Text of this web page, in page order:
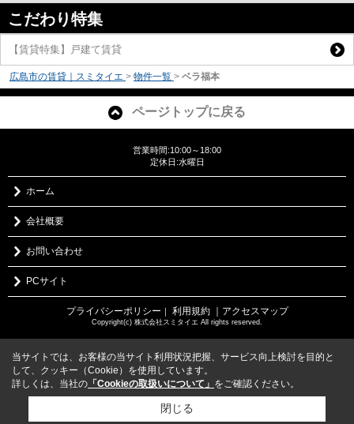
こだわり特集
【賃貸特集】戸建て賃貸
広島市の賃貸｜スミタイエ > 物件一覧 > ベラ福本
ページトップに戻る
営業時間:10:00～18:00
定休日:水曜日
ホーム
会社概要
お問い合わせ
PCサイト
プライバシーポリシー 利用規約 ｜アクセスマップ
Copyright(c) 株式会社スミタイエ All rights reserved.
当サイトでは、お客様の当サイト利用状況把握、サービス向上検討を目的と
して、クッキー（Cookie）を使用しています。
詳しくは、当社の 「Cookieの取扱いについて」 をご確認ください。
閉じる